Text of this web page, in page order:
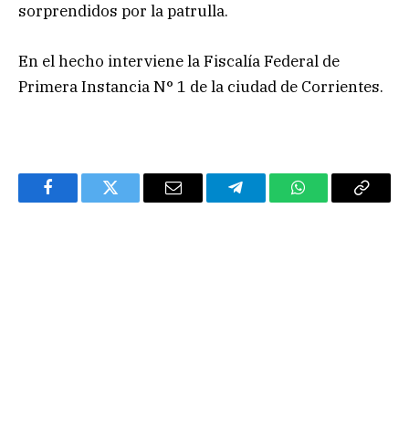
sorprendidos por la patrulla.
En el hecho interviene la Fiscalía Federal de
Primera Instancia N° 1 de la ciudad de Corrientes.
FacebookTwitter Email TelegramWhatsAppCopy